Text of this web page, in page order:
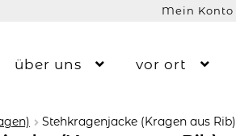
Mein Konto
über uns vor ort
Stehkragenjacke (Kragen aus Rib)